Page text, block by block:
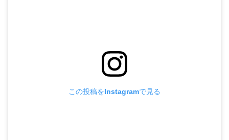
この投稿をInstagramで見る